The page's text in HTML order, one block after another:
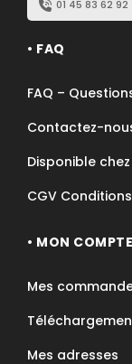
01 45 83 62 92
• FAQ
FAQ –
Contactez-
Disponible
CGV
• MON COMPTE
Mes
Mes adresses